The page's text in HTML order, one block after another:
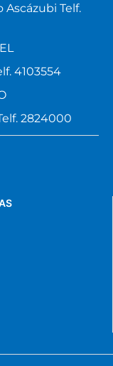
Ascázubi Telf.
4103554
2824000